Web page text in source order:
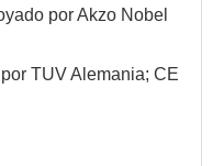
por Akzo Nobel
TUV Alemania; CE